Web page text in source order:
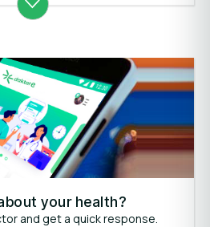
your health?
and get a quick response.